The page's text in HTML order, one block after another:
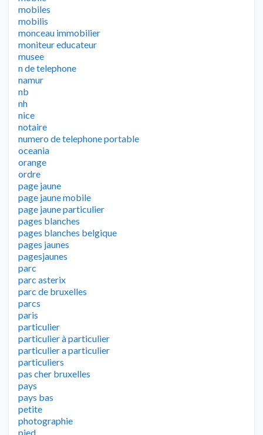
mobiles
mobilis
monceau immobilier
moniteur educateur
musee
n de telephone
namur
nb
nh
nice
notaire
numero de telephone portable
oceania
orange
ordre
page jaune
page jaune mobile
page jaune particulier
pages blanches
pages blanches belgique
pages jaunes
pagesjaunes
parc
parc asterix
parc de bruxelles
parcs
paris
particulier
particulier à particulier
particulier a particulier
particuliers
pas cher bruxelles
pays
pays bas
petite
photographie
pied